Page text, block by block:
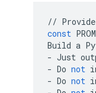
// Provide
const
Build a
- Just
- Do not
- Do not